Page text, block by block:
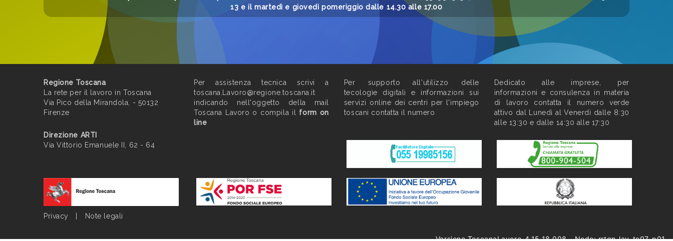
13 e il martedì e giovedì pomeriggio dalle 14.30 alle 17.00
Regione Toscana
La rete per il lavoro in Toscana
Via Pico della Mirandola, - 50132
Firenze
Direzione ARTI
Via Vittorio Emanuele II, 62 - 64
Per assistenza tecnica scrivi a
toscana.Lavoro@regione.toscana.it
indicando nell'oggetto della mail
Toscana Lavoro o compila il form on
line
Per supporto all'utilizzo delle
tecologie digitali e informazioni sui
servizi online dei centri per l'impiego
toscani contatta il numero
Dedicato alle imprese, per
informazioni e consulenza in materia
di lavoro contatta il numero verde
attivo dal Lunedì al Venerdì dalle 8:30
alle 13:30 e dalle 14:30 alle 17:30
Privacy | Note legali
Versione ToscanaLavoro-4.15.18.008 - Nodo: rrtgn-lav-tc07-p01